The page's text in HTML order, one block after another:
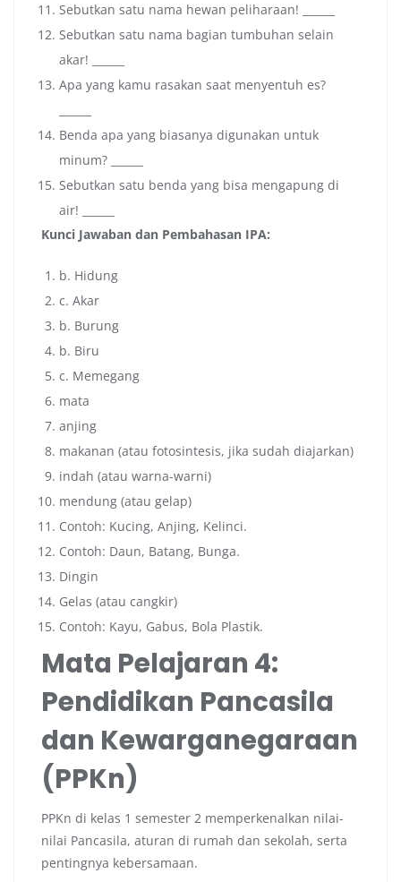
Sebutkan satu nama hewan peliharaan! ______
Sebutkan satu nama bagian tumbuhan selain
akar! ______
Apa yang kamu rasakan saat menyentuh es?
Benda apa yang biasanya digunakan untuk
minum? ______
Sebutkan satu benda yang bisa mengapung di
air! ______
Kunci Jawaban dan Pembahasan IPA:
b. Hidung
c. Akar
b. Burung
b. Biru
c. Memegang
mata
anjing
makanan (atau fotosintesis, jika sudah diajarkan)
indah (atau warna-warni)
mendung (atau gelap)
Contoh: Kucing, Anjing, Kelinci.
Contoh: Daun, Batang, Bunga.
Dingin
Gelas (atau cangkir)
Contoh: Kayu, Gabus, Bola Plastik.
Mata Pelajaran 4:
Pendidikan Pancasila
dan Kewarganegaraan
(PPKn)
PPKn di kelas 1 semester 2 memperkenalkan nilai-
nilai Pancasila, aturan di rumah dan sekolah, serta
pentingnya kebersamaan.